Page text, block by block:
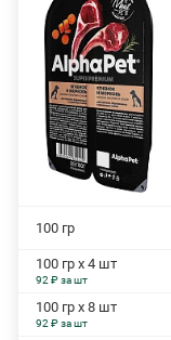
100 гр
100 гр х 4 шт
92 ₽ за шт
100 гр х 8 шт
92 ₽ за шт